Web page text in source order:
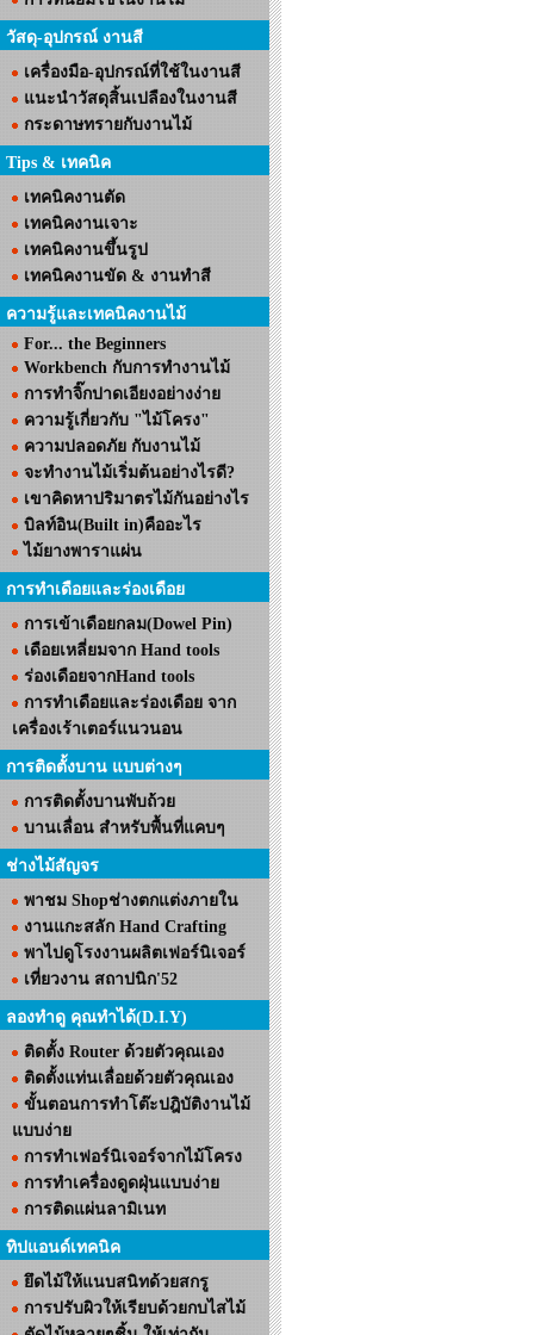
วัสดุ-อุปกรณ์ งานสี
เครื่องมือ-อุปกรณ์ที่ใช้ในงานสี
แนะนำวัสดุสิ้นเปลืองในงานสี
กระดาษทรายกับงานไม้
Tips & เทคนิค
เทคนิคงานตัด
เทคนิคงานเจาะ
เทคนิคงานขึ้นรูป
เทคนิคงานขัด & งานทำสี
ความรู้และเทคนิคงานไม้
For... the Beginners
Workbench กับการทำงานไม้
การทำจิ๊กปาดเอียงอย่างง่าย
ความรู้เกี่ยวกับ "ไม้โครง"
ความปลอดภัย กับงานไม้
จะทำงานไม้เริ่มต้นอย่างไรดี?
เขาคิดหาปริมาตรไม้กันอย่างไร
บิลท์อิน(Built in)คืออะไร
ไม้ยางพาราแผ่น
การทำเดือยและร่องเดือย
การเข้าเดือยกลม(Dowel Pin)
เดือยเหลี่ยมจาก Hand tools
ร่องเดือยจากHand tools
การทำเดือยและร่องเดือย จาก
เครื่องเร้าเตอร์แนวนอน
การติดตั้งบาน แบบต่างๆ
การติดตั้งบานพับถ้วย
บานเลื่อน สำหรับพื้นที่แคบๆ
ช่างไม้สัญจร
พาชม Shopช่างตกแต่งภายใน
งานแกะสลัก Hand Crafting
พาไปดูโรงงานผลิตเฟอร์นิเจอร์
เที่ยวงาน สถาปนิก'52
ลองทำดู คุณทำได้(D.I.Y)
ติดตั้ง Router ด้วยตัวคุณเอง
ติดตั้งแท่นเลื่อยด้วยตัวคุณเอง
ขั้นตอนการทำโต๊ะปฎิบัติงานไม้
แบบง่าย
การทำเฟอร์นิเจอร์จากไม้โครง
การทำเครื่องดูดฝุ่นแบบง่าย
การติดแผ่นลามิเนท
ทิปแอนด์เทคนิค
ยึดไม้ให้แนบสนิทด้วยสกรู
การปรับผิวให้เรียบด้วยกบไสไม้